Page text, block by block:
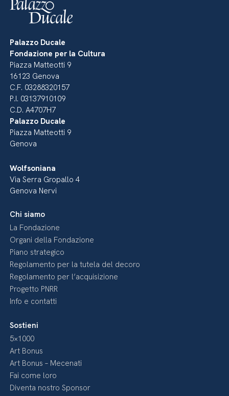
Palazzo Ducale
Fondazione per la Cultura
Piazza Matteotti 9
16123 Genova
C.F. 03288320157
P.I. 03137910109
C.D. A4707H7
Palazzo Ducale
Piazza Matteotti 9
Genova
Wolfsoniana
Via Serra Gropallo 4
Genova Nervi
Chi siamo
La Fondazione
Organi della Fondazione
Piano strategico
Regolamento per la tutela del decoro
Regolamento per l’acquisizione
Progetto PNRR
Info e contatti
Sostieni
5×1000
Art Bonus
Art Bonus – Mecenati
Fai come loro
Diventa nostro Sponsor